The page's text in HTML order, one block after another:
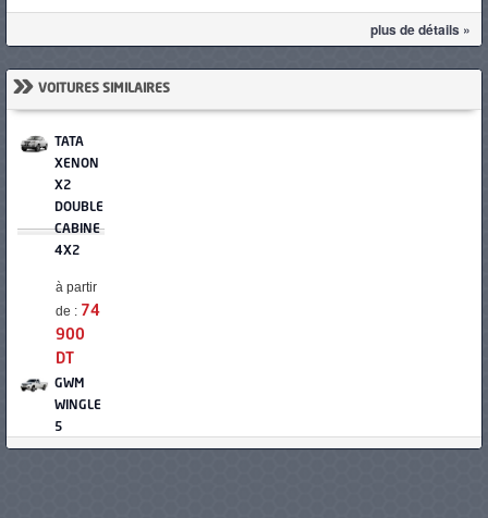
plus de détails »
» VOITURES SIMILAIRES
TATA
XENON
X2
DOUBLE
CABINE
4X2
à partir
de : 74
900
DT
GWM
WINGLE
5
SIMPLE